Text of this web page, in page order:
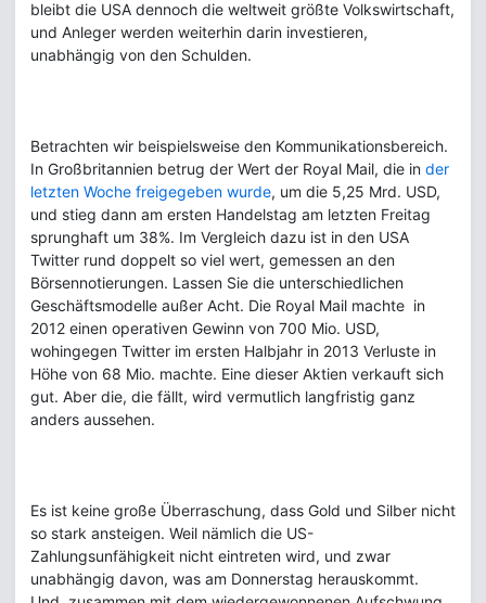
bleibt die USA dennoch die weltweit größte Volkswirtschaft,
und Anleger werden weiterhin darin investieren,
unabhängig von den Schulden.
Betrachten wir beispielsweise den Kommunikationsbereich.
In Großbritannien betrug der Wert der Royal Mail, die in der
letzten Woche freigegeben wurde, um die 5,25 Mrd. USD,
und stieg dann am ersten Handelstag am letzten Freitag
sprunghaft um 38%. Im Vergleich dazu ist in den USA
Twitter rund doppelt so viel wert, gemessen an den
Börsennotierungen. Lassen Sie die unterschiedlichen
Geschäftsmodelle außer Acht. Die Royal Mail machte in
2012 einen operativen Gewinn von 700 Mio. USD,
wohingegen Twitter im ersten Halbjahr in 2013 Verluste in
Höhe von 68 Mio. machte. Eine dieser Aktien verkauft sich
gut. Aber die, die fällt, wird vermutlich langfristig ganz
anders aussehen.
Es ist keine große Überraschung, dass Gold und Silber nicht
so stark ansteigen. Weil nämlich die US-
Zahlungsunfähigkeit nicht eintreten wird, und zwar
unabhängig davon, was am Donnerstag herauskommt.